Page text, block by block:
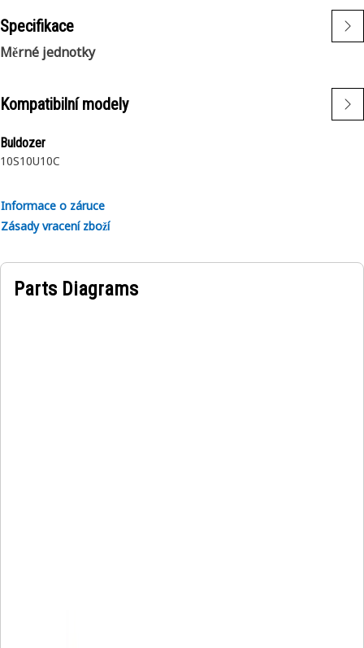
Specifikace
Měrné jednotky
Kompatibilní modely
Buldozer
10S10U10C
Informace o záruce
Zásady vracení zboží
Parts Diagrams